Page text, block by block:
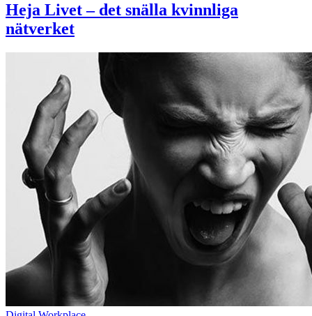
Heja Livet – det snälla kvinnliga
nätverket